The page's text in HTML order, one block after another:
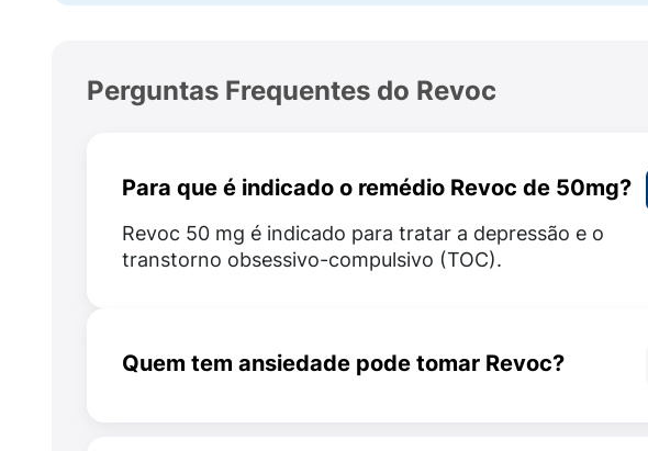
Como usar Revoc 50mg?
Tome os comprimidos de Revoc 50mg por via oral, com o
necessário.
Para tratar a depressão em adultos é recomendado a dose
Perguntas Frequentes do Revoc
Para que é indicado o remédio Revoc de 50mg?
Revoc 50 mg é indicado para tratar a depressão e o
transtorno obsessivo-compulsivo (TOC).
Quem tem ansiedade pode tomar Revoc?